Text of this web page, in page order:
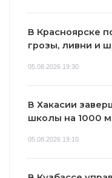
В Красноярске
грозы, ливни и
05.08.2026 19:30
В Хакасии
школы на 1000
05.08.2026 19:10